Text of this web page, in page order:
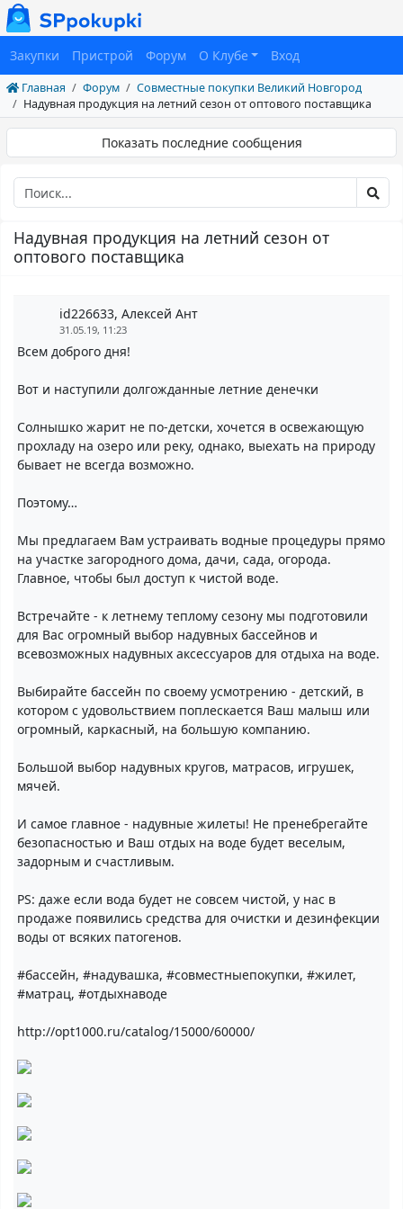
Закупки Пристрой Форум О Клубе Вход
Главная Форум
Совместные покупки Великий Новгород
Надувная продукция на летний сезон от оптового поставщика
Показать последние сообщения
Надувная продукция на летний сезон от
оптового поставщика
id226633, Алексей Ант
31.05.19, 11:23
Всем доброго дня!
Вот и наступили долгожданные летние денечки
Солнышко жарит не по-детски, хочется в освежающую
прохладу на озеро или реку, однако, выехать на природу
бывает не всегда возможно.
Поэтому…
Мы предлагаем Вам устраивать водные процедуры прямо
на участке загородного дома, дачи, сада, огорода.
Главное, чтобы был доступ к чистой воде.
Встречайте - к летнему теплому сезону мы подготовили
для Вас огромный выбор надувных бассейнов и
всевозможных надувных аксессуаров для отдыха на воде.
Выбирайте бассейн по своему усмотрению - детский, в
котором с удовольствием поплескается Ваш малыш или
огромный, каркасный, на большую компанию.
Большой выбор надувных кругов, матрасов, игрушек,
мячей.
И самое главное - надувные жилеты! Не пренебрегайте
безопасностью и Ваш отдых на воде будет веселым,
задорным и счастливым.
PS: даже если вода будет не совсем чистой, у нас в
продаже появились средства для очистки и дезинфекции
воды от всяких патогенов.
#бассейн, #надувашка, #совместныепокупки, #жилет,
#матрац, #отдыхнаводе
http://opt1000.ru/catalog/15000/60000/